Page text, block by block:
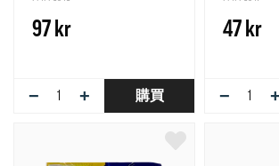
97 kr
− + 購買
47 kr
− +